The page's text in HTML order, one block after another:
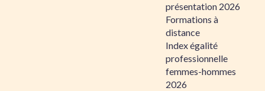
présentation 2026
Formations à
distance
Index égalité
professionnelle
femmes-hommes
2026